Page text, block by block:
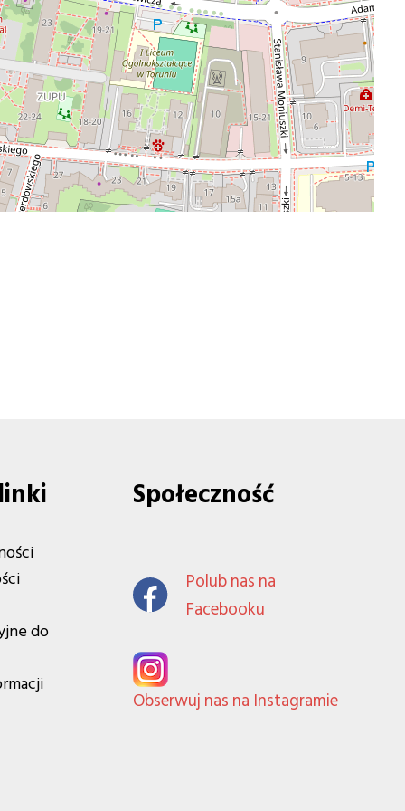
do
Społeczność
Polub nas na
Facebooku
Obserwuj nas na Instagramie